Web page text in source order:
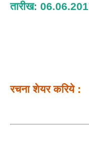
तारीख:
रचना शेयर करिये :